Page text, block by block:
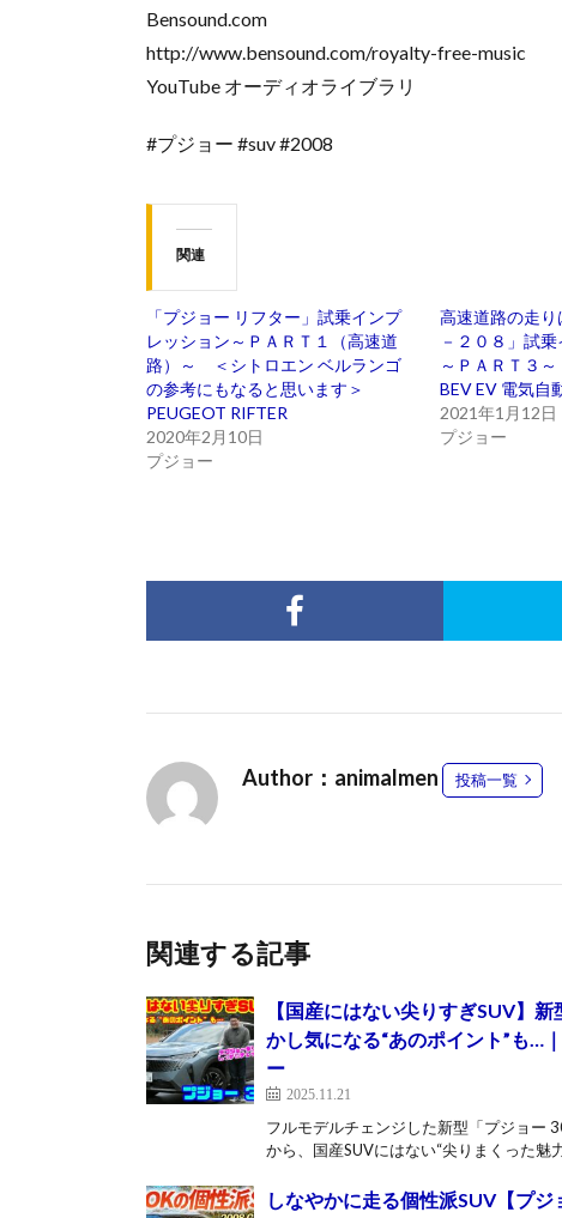
Bensound.com
http://www.bensound.com/royalty-free-music
YouTube オーディオライブラリ
#プジョー #suv #2008
関連
「プジョー リフター」試乗インプ
レッション～ＰＡＲＴ１（高速道
路）～ ＜シトロエン ベルランゴ
の参考にもなると思います＞
PEUGEOT RIFTER
2020年2月10日
プジョー
高速道路の走り
－２０８」試
～ＰＡＲＴ３
BEV EV 電気自
2021年1月12日
プジョー
Author：animalmen 投稿一覧
関連する記事
【国産にはない尖りすぎSUV】
かし気になる“あのポイント”も…
ー
2025.11.21
フルモデルチェンジした新型「プジョー
から、国産SUVにはない“尖りまくった魅
しなやかに走る個性派SUV【プ